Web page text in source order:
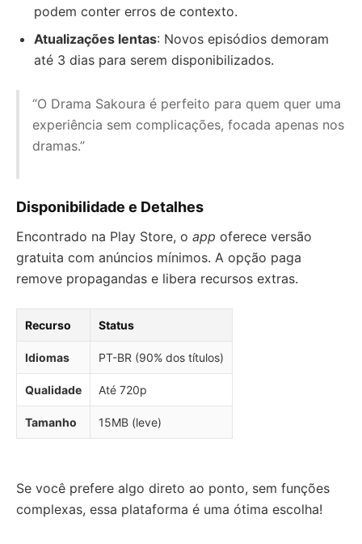
podem conter erros de contexto.
Atualizações lentas: Novos episódios demoram
até 3 dias para serem disponibilizados.
“O Drama Sakoura é perfeito para quem quer uma
experiência sem complicações, focada apenas nos
dramas.”
Disponibilidade e Detalhes
Encontrado na Play Store, o app oferece versão
gratuita com anúncios mínimos. A opção paga
remove propagandas e libera recursos extras.
Recurso Status
Idiomas PT-BR (90% dos títulos)
Qualidade Até 720p
Tamanho 15MB (leve)
Se você prefere algo direto ao ponto, sem funções
complexas, essa plataforma é uma ótima escolha!